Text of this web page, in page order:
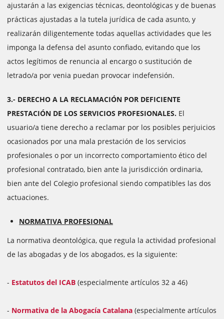
ajustarán a las exigencias técnicas, deontológicas y de buenas
prácticas ajustadas a la tutela jurídica de cada asunto, y
realizarán diligentemente todas aquellas actividades que les
imponga la defensa del asunto confiado, evitando que los
actos legítimos de renuncia al encargo o sustitución de
letrado/a por venia puedan provocar indefensión.
3.- DERECHO A LA RECLAMACIÓN POR DEFICIENTE
PRESTACIÓN DE LOS SERVICIOS PROFESIONALES. El
usuario/a tiene derecho a reclamar por los posibles perjuicios
ocasionados por una mala prestación de los servicios
profesionales o por un incorrecto comportamiento ético del
profesional contratado, bien ante la jurisdicción ordinaria,
bien ante del Colegio profesional siendo compatibles las dos
actuaciones.
NORMATIVA PROFESIONAL
La normativa deontológica, que regula la actividad profesional
de las abogadas y de los abogados, es la siguiente:
- Estatutos del ICAB (especialmente artículos 32 a 46)
- Normativa de la Abogacía Catalana (especialmente artículos